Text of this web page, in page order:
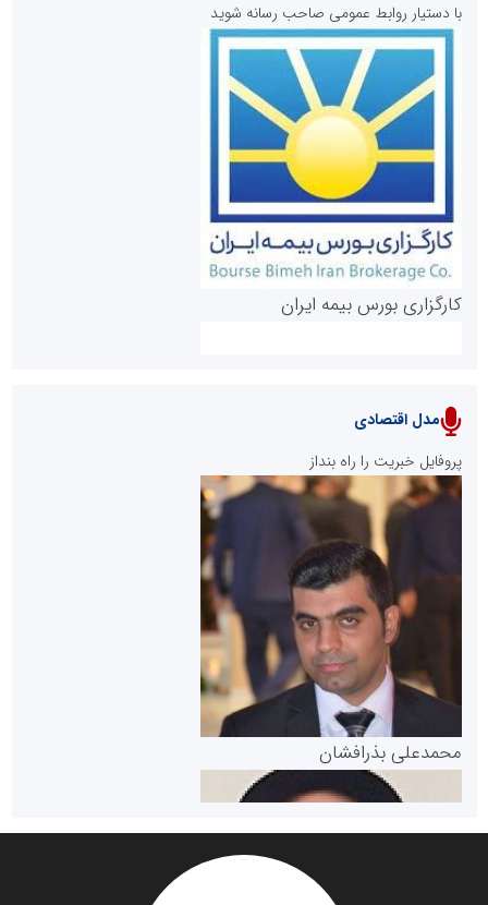
روابط عمومی خبرگزاری گزارش خبر
پایگاه خبری نهضت ملی مسکن
پایگاه خبری گفتمان یزد
با دستیار روابط عمومی صاحب رسانه شوید
کارگزاری بورس بیمه ایران
سازمان بورس و اوراق بهادار
مرجع اخبار موثق در بازارسرمایه
مدل اقتصادی
پروفایل خبریت را راه بنداز
محمدعلی بذرافشان